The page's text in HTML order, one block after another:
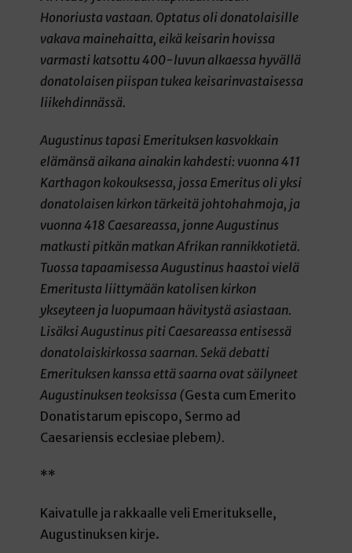
Honoriusta vastaan. Optatus oli donatolaisille
vakava mainehaitta, eikä keisarin hovissa
varmasti katsottu 400-luvun alkaessa hyvällä
donatolaisen piispan tukea keisarinvastaisessa
liikehdinnässä.
Augustinus tapasi Emerituksen kasvokkain
elämänsä aikana ainakin kahdesti: vuonna 411
Karthagon kokouksessa, jossa Emeritus oli yksi
donatolaisen kirkon tärkeitä johtohahmoja, ja
vuonna 418 Caesareassa, jonne Augustinus
matkusti pitkän matkan Afrikan rannikkotietä.
Tuossa tapaamisessa Augustinus haastoi vielä
Emeritusta liittymään katolisen kirkon
ykseyteen ja luopumaan hävitystä asiastaan.
Lisäksi Augustinus piti Caesareassa entisessä
donatolaiskirkossa saarnan. Sekä debatti
Emerituksen kanssa että saarna ovat säilyneet
Augustinuksen teoksissa (Gesta cum Emerito
Donatistarum episcopo, Sermo ad
Caesariensis ecclesiae plebem).
**
Kaivatulle ja rakkaalle veli Emeritukselle,
Augustinuksen kirje.